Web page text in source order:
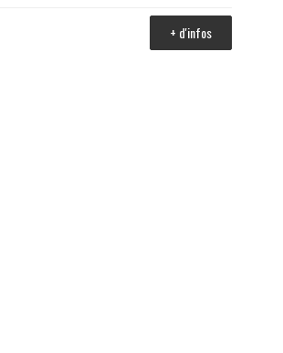
+ d'infos